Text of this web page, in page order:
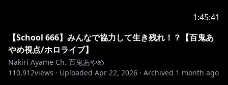
1:45:41
【School 666】みんなで協力して生き残れ！？【百鬼あ
やめ視点/ホロライブ】
Nakiri Ayame Ch. 百鬼あやめ
110,912views · Uploaded Apr 22, 2026 · Archived 1 month ago